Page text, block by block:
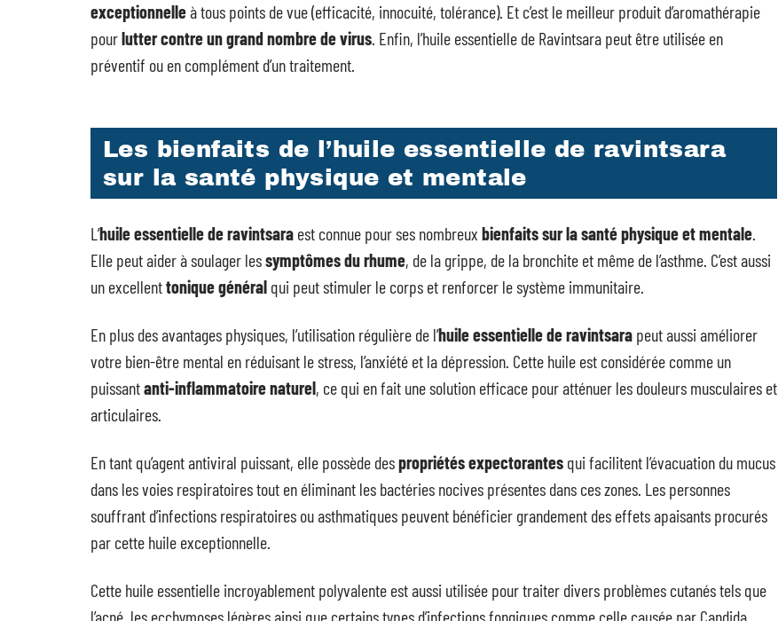
exceptionnelleà tous points de vue (efficacité, innocuité, tolérance). Et c’est le meilleur produit d’aromathérapie
pourlutter contre un grand nombre de virus. Enfin, l’huile essentielle de Ravintsara peut être utilisée en
préventif ou en complément d’un traitement.
Les bienfaits de l’huile essentielle de ravintsara
sur la santé physique et mentale
L’huile essentielle de ravintsara est connue pour ses nombreux bienfaits sur la santé physique et mentale.
Elle peut aider à soulager lessymptômes du rhume, de la grippe, de la bronchite et même de l’asthme. C’est aussi
un excellenttonique général qui peut stimuler le corps et renforcer le système immunitaire.
En plus des avantages physiques, l’utilisation régulière de l’huile essentielle de ravintsara peut aussi améliorer
votre bien-être mental en réduisant le stress, l’anxiété et la dépression. Cette huile est considérée comme un
puissantanti-inflammatoire naturel, ce qui en fait une solution efficace pour atténuer les douleurs musculaires et
articulaires.
En tant qu’agent antiviral puissant, elle possède despropriétés expectorantes qui facilitent l’évacuation du mucus
dans les voies respiratoires tout en éliminant les bactéries nocives présentes dans ces zones. Les personnes
souffrant d’infections respiratoires ou asthmatiques peuvent bénéficier grandement des effets apaisants procurés
par cette huile exceptionnelle.
Cette huile essentielle incroyablement polyvalente est aussi utilisée pour traiter divers problèmes cutanés tels que
l’acné, les ecchymoses légères ainsi que certains types d’infections fongiques comme celle causée par Candida